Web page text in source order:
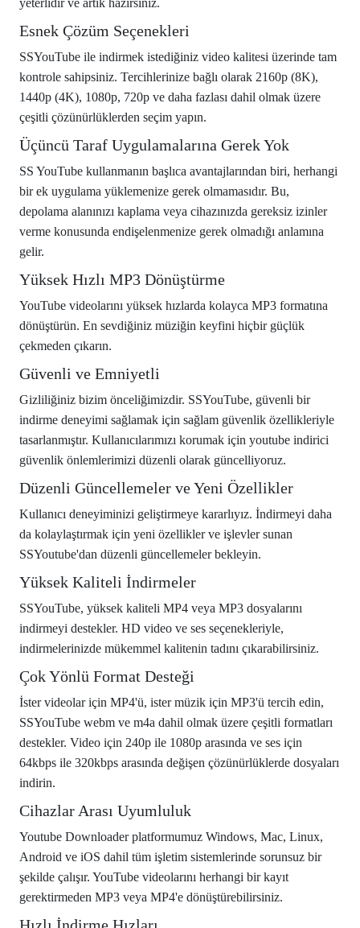
Esnek Çözüm Seçenekleri
SSYouTube ile indirmek istediğiniz video kalitesi üzerinde tam
kontrole sahipsiniz. Tercihlerinize bağlı olarak 2160p (8K),
1440p (4K), 1080p, 720p ve daha fazlası dahil olmak üzere
çeşitli çözünürlüklerden seçim yapın.
Üçüncü Taraf Uygulamalarına Gerek Yok
SS YouTube kullanmanın başlıca avantajlarından biri, herhangi
bir ek uygulama yüklemenize gerek olmamasıdır. Bu,
depolama alanınızı kaplama veya cihazınızda gereksiz izinler
verme konusunda endişelenmenize gerek olmadığı anlamına
gelir.
Yüksek Hızlı MP3 Dönüştürme
YouTube videolarını yüksek hızlarda kolayca MP3 formatına
dönüştürün. En sevdiğiniz müziğin keyfini hiçbir güçlük
çekmeden çıkarın.
Güvenli ve Emniyetli
Gizliliğiniz bizim önceliğimizdir. SSYouTube, güvenli bir
indirme deneyimi sağlamak için sağlam güvenlik özellikleriyle
tasarlanmıştır. Kullanıcılarımızı korumak için youtube indirici
güvenlik önlemlerimizi düzenli olarak güncelliyoruz.
Düzenli Güncellemeler ve Yeni Özellikler
Kullanıcı deneyiminizi geliştirmeye kararlıyız. İndirmeyi daha
da kolaylaştırmak için yeni özellikler ve işlevler sunan
SSYoutube'dan düzenli güncellemeler bekleyin.
Yüksek Kaliteli İndirmeler
SSYouTube, yüksek kaliteli MP4 veya MP3 dosyalarını
indirmeyi destekler. HD video ve ses seçenekleriyle,
indirmelerinizde mükemmel kalitenin tadını çıkarabilirsiniz.
Çok Yönlü Format Desteği
İster videolar için MP4'ü, ister müzik için MP3'ü tercih edin,
SSYouTube webm ve m4a dahil olmak üzere çeşitli formatları
destekler. Video için 240p ile 1080p arasında ve ses için
64kbps ile 320kbps arasında değişen çözünürlüklerde dosyaları
indirin.
Cihazlar Arası Uyumluluk
Youtube Downloader platformumuz Windows, Mac, Linux,
Android ve iOS dahil tüm işletim sistemlerinde sorunsuz bir
şekilde çalışır. YouTube videolarını herhangi bir kayıt
gerektirmeden MP3 veya MP4'e dönüştürebilirsiniz.
Hızlı İndirme Hızları